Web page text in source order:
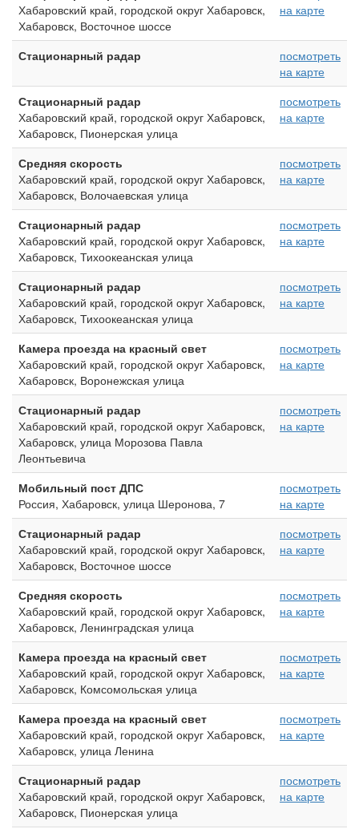
Хабаровский край, городской округ Хабаровск,
Хабаровск, Восточное шоссе
на карте
Стационарный радар
посмотреть
на карте
Стационарный радар
Хабаровский край, городской округ Хабаровск,
Хабаровск, Пионерская улица
посмотреть
на карте
Средняя скорость
Хабаровский край, городской округ Хабаровск,
Хабаровск, Волочаевская улица
посмотреть
на карте
Стационарный радар
Хабаровский край, городской округ Хабаровск,
Хабаровск, Тихоокеанская улица
посмотреть
на карте
Стационарный радар
Хабаровский край, городской округ Хабаровск,
Хабаровск, Тихоокеанская улица
посмотреть
на карте
Камера проезда на красный свет
Хабаровский край, городской округ Хабаровск,
Хабаровск, Воронежская улица
посмотреть
на карте
Стационарный радар
Хабаровский край, городской округ Хабаровск,
Хабаровск, улица Морозова Павла
Леонтьевича
посмотреть
на карте
Мобильный пост ДПС
Россия, Хабаровск, улица Шеронова, 7
посмотреть
на карте
Стационарный радар
Хабаровский край, городской округ Хабаровск,
Хабаровск, Восточное шоссе
посмотреть
на карте
Средняя скорость
Хабаровский край, городской округ Хабаровск,
Хабаровск, Ленинградская улица
посмотреть
на карте
Камера проезда на красный свет
Хабаровский край, городской округ Хабаровск,
Хабаровск, Комсомольская улица
посмотреть
на карте
Камера проезда на красный свет
Хабаровский край, городской округ Хабаровск,
Хабаровск, улица Ленина
посмотреть
на карте
Стационарный радар
Хабаровский край, городской округ Хабаровск,
Хабаровск, Пионерская улица
посмотреть
на карте